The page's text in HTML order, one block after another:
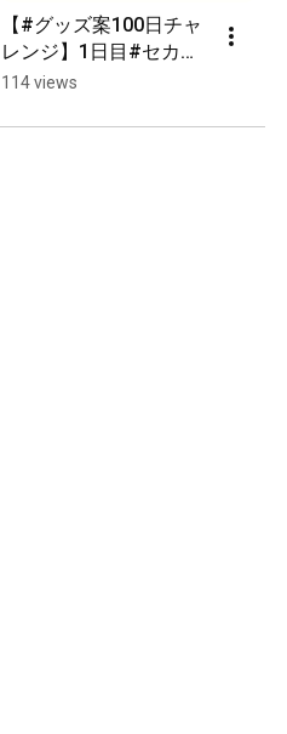
【#グッズ案100日チャ
レンジ】1日目#セカイ
ノカケラ #イラスト #イ
#illustration #描いてみ
114 views